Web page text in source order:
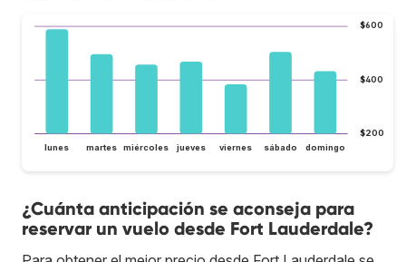
$200
$400
$600
lunes martes miércoles jueves viernes sábado domingo
¿Cuánta anticipación se aconseja para
reservar un vuelo desde Fort Lauderdale?